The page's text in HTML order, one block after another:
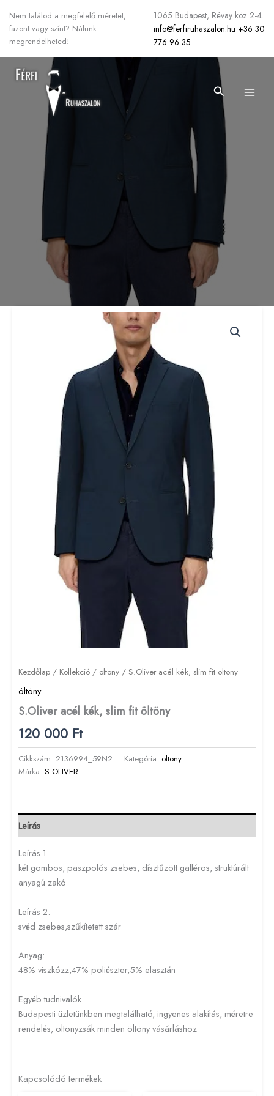
Nem találod a megfelelő méretet,
fazont vagy színt? Nálunk
megrendelheted!
1065 Budapest, Révay köz 2-4.
info@ferfiruhaszalon.hu +36 30
776 96 35
Search
Kezdőlap / Kollekció / öltöny / S.Oliver acél kék, slim fit öltöny
öltöny
S.Oliver acél kék, slim fit öltöny
120 000 Ft
Cikkszám: 2136994_59N2 Kategória: öltöny
Márka: S.OLIVER
Leírás
Leírás 1.
két gombos, paszpolós zsebes, dísztűzött galléros, struktúrált
anyagú zakó
Leírás 2.
svéd zsebes,szűkítetett szár
Anyag:
48% viszkózz,47% poliészter,5% elasztán
Egyéb tudnivalók
Budapesti üzletünkben megtalálható, ingyenes alakítás, méretre
rendelés, öltönyzsák minden öltöny vásárláshoz
Kapcsolódó termékek